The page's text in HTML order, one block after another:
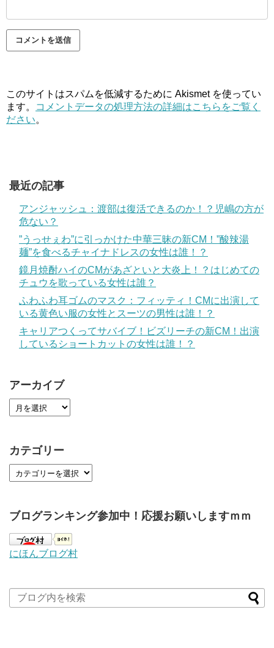
このサイトはスパムを低減するために Akismet を使ってい
ます。
コメントデータの処理方法の詳細はこちらをご覧く
ださい。
最近の記事
アンジャッシュ：渡部は復活できるのか！？児嶋の方が
危ない？
”うっせぇわ”に引っかけた中華三昧の新CM！”酸辣湯
麺”を食べるチャイナドレスの女性は誰！？
鏡月焼酎ハイのCMがあざといと大炎上！？はじめての
チュウを歌っている女性は誰？
ふわふわ耳ゴムのマスク：フィッティ！CMに出演して
いる黄色い服の女性とスーツの男性は誰！？
キャリアつくってサバイブ！ビズリーチの新CM！出演
しているショートカットの女性は誰！？
アーカイブ
カテゴリー
ブログランキング参加中！応援お願いしますｍｍ
にほんブログ村